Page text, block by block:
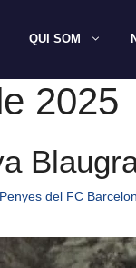
QUI SOM
2025
del FC